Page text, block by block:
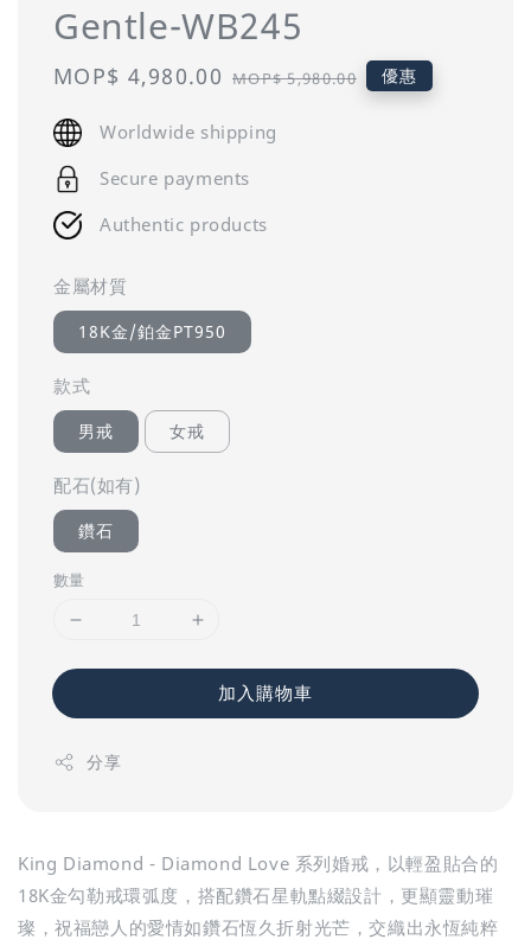
Gentle-WB245
Sale
MOP$ 4,980.00 Regular
MOP$ 5,980.00 優惠
Worldwide shipping
Secure payments
Authentic products
金屬材質
18K金/鉑金PT950
款式
男戒 女戒
配石(如有)
鑽石
數量
加入購物車
分享
King Diamond - Diamond Love 系列婚戒，以輕盈貼合的
18K金勾勒戒環弧度，搭配鑽石星軌點綴設計，更顯靈動璀
璨，祝福戀人的愛情如鑽石恆久折射光芒，交織出永恆純粹